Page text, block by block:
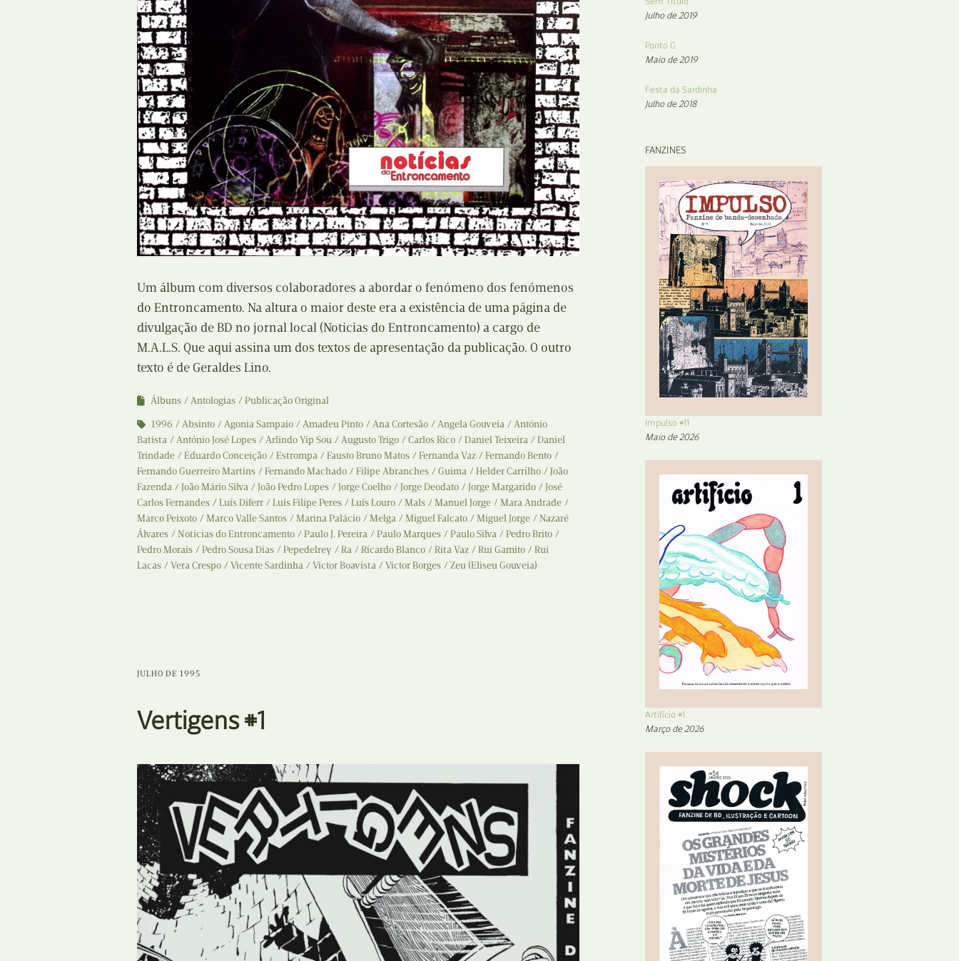
Para BD
Publicação Original
Prémios
Programas e Catálogos
Publicações em periódicos
Recolha
Reedição
Tertúlias
Web BD
Um álbum com diversos colaboradores a abordar o fenómeno dos fenómenos
do Entroncamento. Na altura o maior deste era a existência de uma página de
divulgação de BD no jornal local (Noticias do Entroncamento) a cargo de
M.A.L.S. Que aqui assina um dos textos de apresentação da publicação. O outro
texto é de Geraldes Lino.
Álbuns Antologias
Publicação Original
1996
Absinto Agonia Sampaio Amadeu Pinto Ana Cortesão Angela Gouveia
António
Batista
António José Lopes Arlindo Yip Sou Augusto Trigo Carlos Rico Daniel Teixeira
Daniel
Trindade
Eduardo Conceição Estrompa Fausto Bruno Matos Fernanda Vaz
Fernando Bento
Fernando Guerreiro Martins
Fernando Machado Filipe Abranches Guima Helder Carrilho
João
Fazenda
João Mário Silva João Pedro Lopes Jorge Coelho Jorge Deodato Jorge Margarido
José
Carlos Fernandes
Luís Diferr Luís Filipe Peres Luís Louro Mals Manuel Jorge
Mara Andrade
Marco Peixoto
Marco Valle Santos Marina Palácio Melga Miguel Falcato Miguel Jorge
Nazaré
Álvares
Noticias do Entroncamento Paulo J. Pereira Paulo Marques Paulo Silva
Pedro Brito
Pedro Morais
Pedro Sousa Dias Pepedelrey Ra Ricardo Blanco Rita Vaz Rui Gamito
Rui
Lacas
Vera Crespo Vicente Sardinha Victor Boavista Victor Borges Zeu (Eliseu Gouveia)
JULHO DE 1995
Vertigens #1
Julho de 2019
Ponto G
Maio de 2019
Festa da Sardinha
Julho de 2018
FANZINES
Impulso #11
Maio de 2026
Artifício #1
Março de 2026